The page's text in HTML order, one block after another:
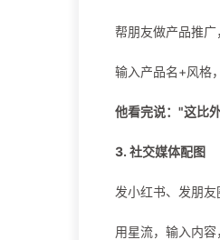
帮朋友做产品推广
输入产品名+风格
他看完说："这比
3. 社交媒体配图
发小红书、发朋友
用星流，输入内容